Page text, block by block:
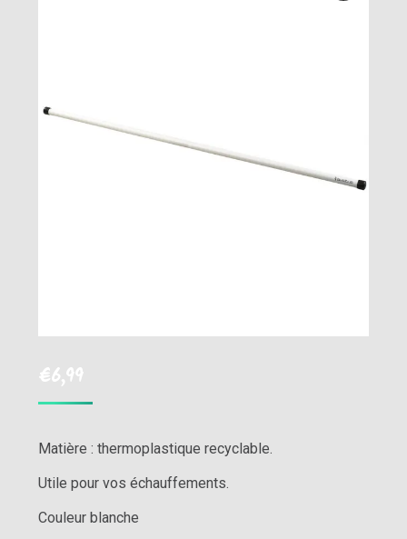
€6,99
Matière : thermoplastique recyclable.
Utile pour vos échauffements.
Couleur blanche